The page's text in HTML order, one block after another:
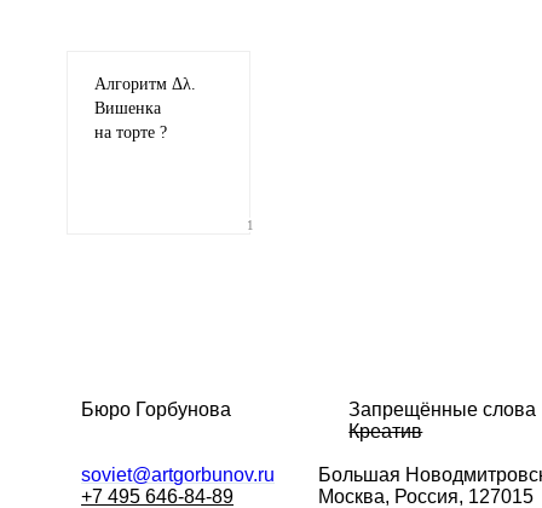
Алгоритм Δλ.
Вишенка
на торте ?
1
Бюро Горбунова
Запрещённые слова
Креатив
soviet@artgorbunov.ru
+7 495 646-84-89
Большая
Москва, Россия, 127015